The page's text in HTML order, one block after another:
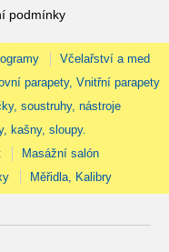
podmínky
Včelařství a med
parapety, Vnitřní parapety
soustruhy, nástroje
kašny, sloupy.
Masážní salón
Měřidla, Kalibry